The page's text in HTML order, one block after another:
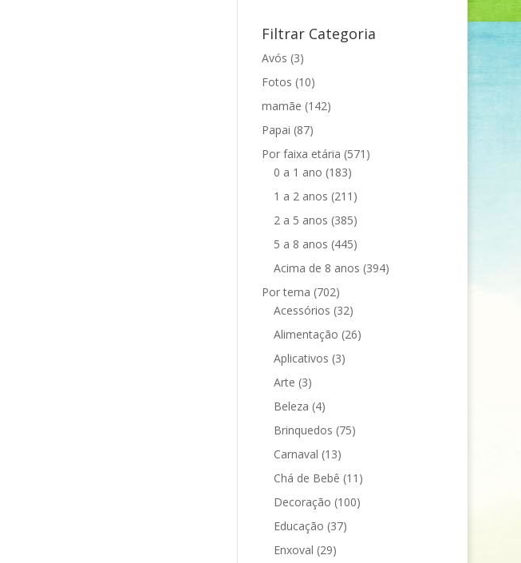
Filtrar Categoria
Avós (3)
Fotos (10)
mamãe (142)
Papai (87)
Por faixa etária (571)
0 a 1 ano (183)
1 a 2 anos (211)
2 a 5 anos (385)
5 a 8 anos (445)
Acima de 8 anos (394)
Por tema (702)
Acessórios (32)
Alimentação (26)
Aplicativos (3)
Arte (3)
Beleza (4)
Brinquedos (75)
Carnaval (13)
Chá de Bebê (11)
Decoração (100)
Educação (37)
Enxoval (29)